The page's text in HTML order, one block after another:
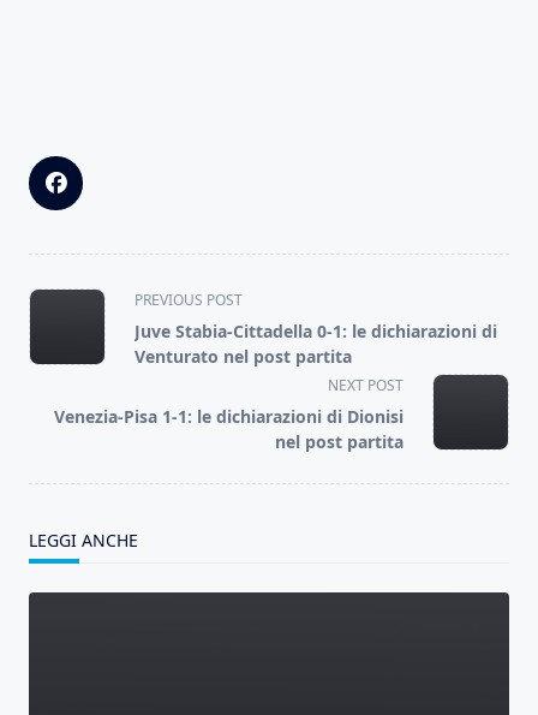
<span
class="nav-
subtitle
reader-
PREVIOUS POST
Juve Stabia-Cittadella 0-1: le dichiarazioni di
Venturato nel post partita
NEXT POST
Venezia-Pisa 1-1: le dichiarazioni di Dionisi
nel post partita
LEGGI ANCHE